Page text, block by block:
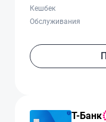
Кешбек
Обслуживания
Т-Банк